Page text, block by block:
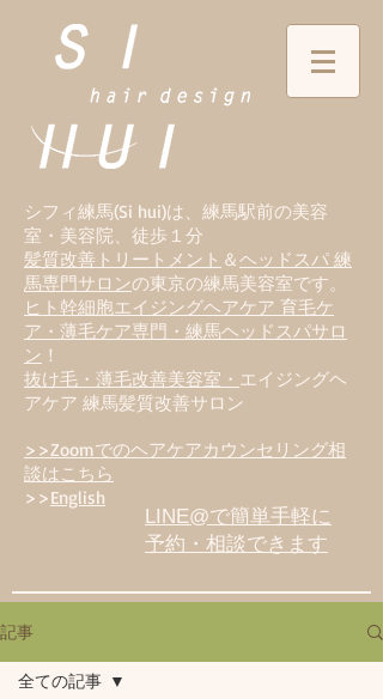
シフィ練馬(Si hui)は、 練馬駅前の美容
室・美容院、徒歩１分
髪質改善トリートメント ＆ヘッドスパ 練
馬専門サロンの東京の練馬美容室です。
ヒト幹細胞エイジングヘアケア 育毛ケ
ア・薄毛ケア専門・練馬ヘッドスパサロ
ン ！
抜け毛・薄毛改善美容室・ エイジングヘ
アケア 練馬髪質改善サロン
>>Zoomでのヘアケアカウンセリング相
談はこちら
>>English
LINE@で簡単手軽に
予約・相談できます
記事
全ての記事